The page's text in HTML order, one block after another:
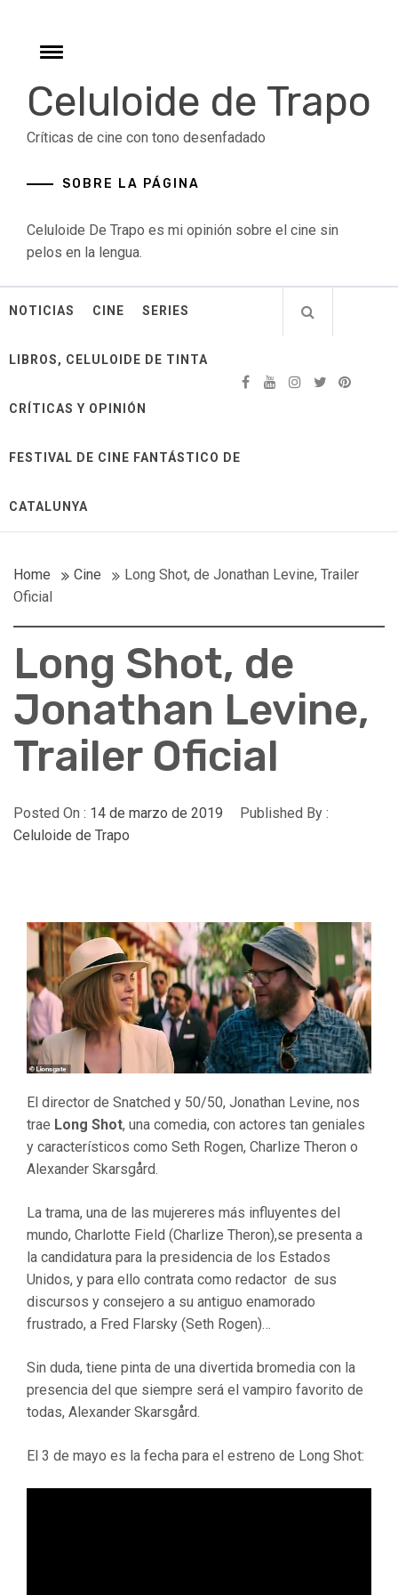
contentToggle
Celuloide de Trapo
Críticas de cine con tono desenfadado
SOBRE LA PÁGINA
Celuloide De Trapo es mi opinión sobre el cine sin
pelos en la lengua.
NOTICIAS CINE SERIES
LIBROS, CELULOIDE DE TINTA
CRÍTICAS Y OPINIÓN
FESTIVAL DE CINE FANTÁSTICO DE
CATALUNYA
Home Cine
Long Shot, de Jonathan Levine, Trailer
Oficial
Long Shot, de
Jonathan Levine,
Trailer Oficial
Posted On : 14 de marzo de 2019
Published By :
Celuloide de Trapo
El director de Snatched y 50/50, Jonathan Levine, nos
trae Long Shot, una comedia, con actores tan geniales
y característicos como Seth Rogen, Charlize Theron o
Alexander Skarsgård.
La trama, una de las mujereres más influyentes del
mundo, Charlotte Field (Charlize Theron),se presenta a
la candidatura para la presidencia de los Estados
Unidos, y para ello contrata como redactor de sus
discursos y consejero a su antiguo enamorado
frustrado, a Fred Flarsky (Seth Rogen)…
Sin duda, tiene pinta de una divertida bromedia con la
presencia del que siempre será el vampiro favorito de
todas, Alexander Skarsgård.
El 3 de mayo es la fecha para el estreno de Long Shot: